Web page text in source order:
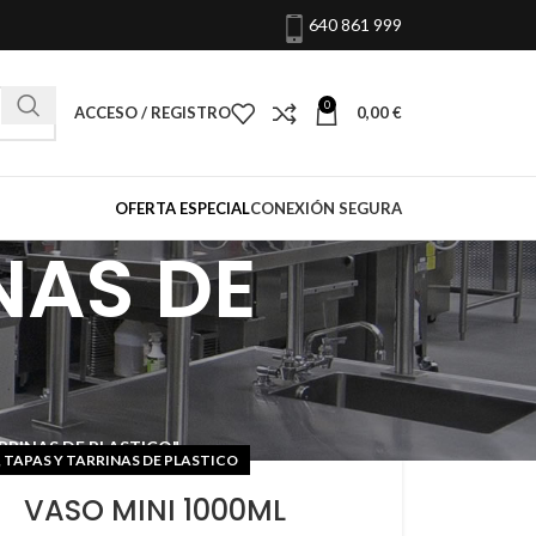
640 861 999
ACCESO / REGISTRO 0 0,00€
OFERTA ESPECIALCONEXIÓN SEGURA
DE
DE PLASTICO"
TAPAS Y TARRINAS DE PLASTICO
VASO MINI 1000ML